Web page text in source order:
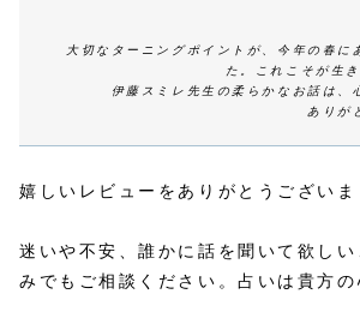
大切なターニングポイントが、今年の春に
た。これこそが生き
伊藤スミレ先生の柔らかなお話は、
ありが
嬉しいレビューをありがとうございま
迷いや不安、誰かに話を聞いて欲し
みでもご相談ください。占いは貴方の